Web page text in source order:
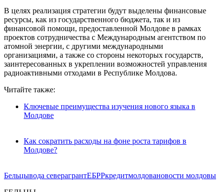
В целях реализация стратегии будут выделены финансовые
ресурсы, как из государственного бюджета, так и из
финансовой помощи, предоставленной Молдове в рамках
проектов сотрудничества с Международным агентством по
атомной энергии, с другими международными
организациями, а также со стороны некоторых государств,
заинтересованных в укреплении возможностей управления
радиоактивными отходами в Республике Молдова.
Читайте также:
Ключевые преимущества изучения нового языка в
Молдове
Как сократить расходы на фоне роста тарифов в
Молдове?
Бельцывода северагрантЕБРРкредитмолдовановости молдовы